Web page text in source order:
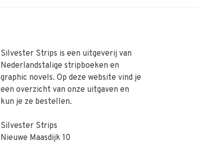
Silvester Strips is een uitgeverij van
Nederlandstalige stripboeken en
graphic novels. Op deze website vind je
een overzicht van onze uitgaven en
kun je ze bestellen.
Silvester Strips
Nieuwe Maasdijk 10